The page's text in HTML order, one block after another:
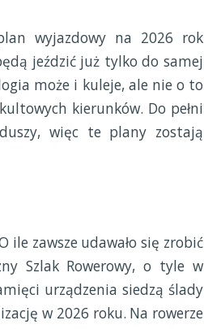
wyjazdowy na 2026 rok
jeździć już tylko do samej
może i kuleje, ale nie o to
kierunków. Do pełni
więc te plany zostają
ile zawsze udawało się zrobić
Szlak Rowerowy, o tyle w
urządzenia siedzą ślady
w 2026 roku. Na rowerze